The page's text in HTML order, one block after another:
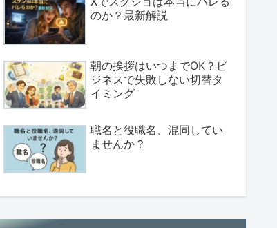
のか？最新解説
朝の挨拶はいつまでOK？ビ
ジネスで失敗しない切替タ
イミング
職名と役職名、混同してい
ませんか？